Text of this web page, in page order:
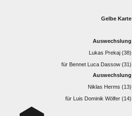
Gelbe Karte
Auswechslung
  
für    
Auswechslung
  
für    